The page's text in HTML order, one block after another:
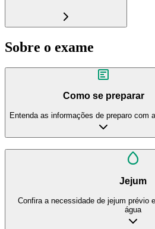
Sobre o exame
Como se preparar
Entenda as informações de preparo com
Jejum
Confira a necessidade de jejum prévio
água